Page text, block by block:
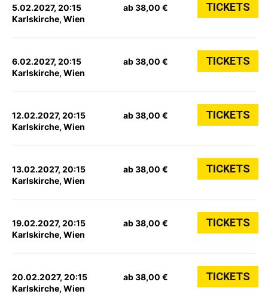
5.02.2027, 20:15
Karlskirche, Wien
ab 38,00 € TICKETS
6.02.2027, 20:15
Karlskirche, Wien
ab 38,00 € TICKETS
12.02.2027, 20:15
Karlskirche, Wien
ab 38,00 € TICKETS
13.02.2027, 20:15
Karlskirche, Wien
ab 38,00 € TICKETS
19.02.2027, 20:15
Karlskirche, Wien
ab 38,00 € TICKETS
20.02.2027, 20:15
Karlskirche, Wien
ab 38,00 € TICKETS